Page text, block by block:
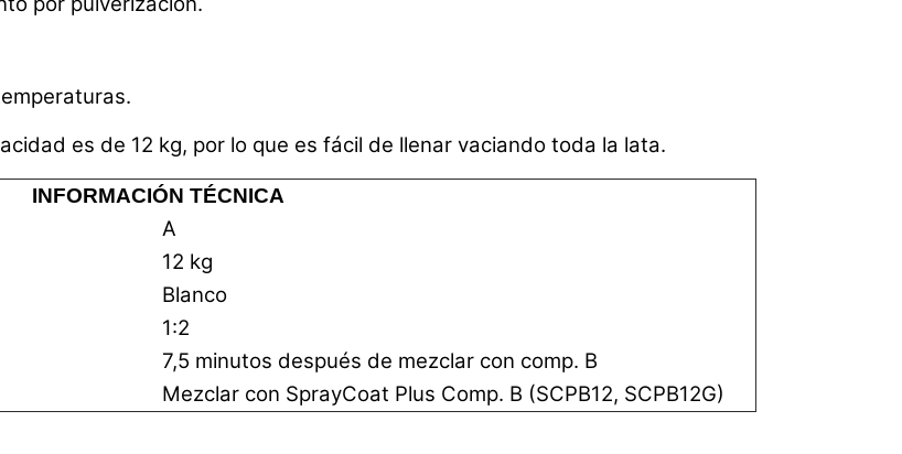
es de 12 kg, por lo que es fácil de llenar vaciando toda la lata.
INFORMACIÓN TÉCNICA
A
12 kg
Blanco
1:2
7,5 minutos después de mezclar con comp. B
Mezclar con SprayCoat Plus Comp. B (SCPB12, SCPB12G)